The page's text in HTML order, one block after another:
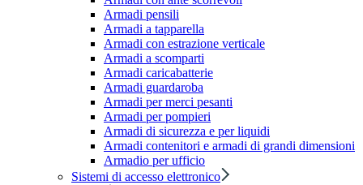
Armadi pensili
Armadi a tapparella
Armadi con estrazione verticale
Armadi a scomparti
Armadi caricabatterie
Armadi guardaroba
Armadi per merci pesanti
Armadi per pompieri
Armadi di sicurezza e per liquidi
Armadi contenitori e armadi di grandi dimensioni
Armadio per ufficio
Sistemi di accesso elettronico